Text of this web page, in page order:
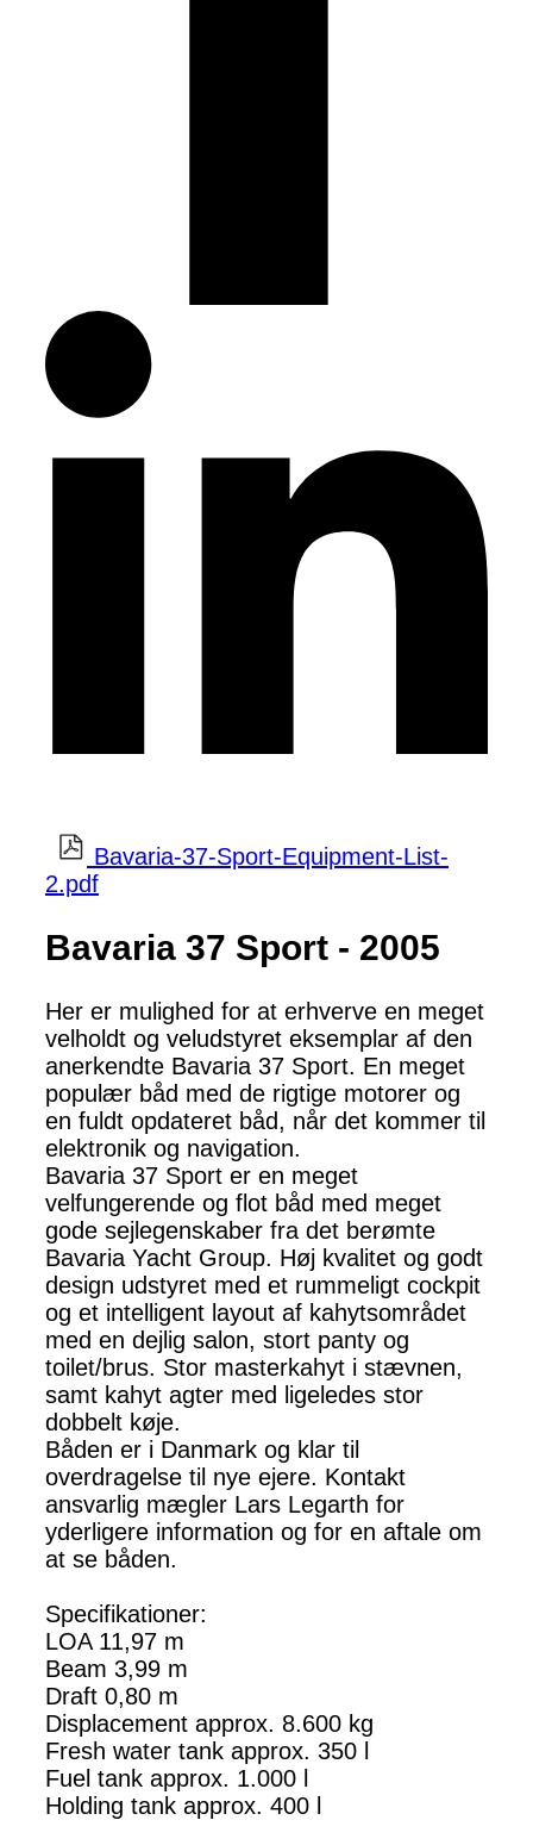
Bavaria-37-Sport-Equipment-List-
2.pdf
Bavaria 37 Sport - 2005
Her er mulighed for at erhverve en meget
velholdt og veludstyret eksemplar af den
anerkendte Bavaria 37 Sport. En meget
populær båd med de rigtige motorer og
en fuldt opdateret båd, når det kommer til
elektronik og navigation.
Bavaria 37 Sport er en meget
velfungerende og flot båd med meget
gode sejlegenskaber fra det berømte
Bavaria Yacht Group. Høj kvalitet og godt
design udstyret med et rummeligt cockpit
og et intelligent layout af kahytsområdet
med en dejlig salon, stort panty og
toilet/brus. Stor masterkahyt i stævnen,
samt kahyt agter med ligeledes stor
dobbelt køje.
Båden er i Danmark og klar til
overdragelse til nye ejere. Kontakt
ansvarlig mægler Lars Legarth for
yderligere information og for en aftale om
at se båden.
Specifikationer:
LOA 11,97 m
Beam 3,99 m
Draft 0,80 m
Displacement approx. 8.600 kg
Fresh water tank approx. 350 l
Fuel tank approx. 1.000 l
Holding tank approx. 400 l